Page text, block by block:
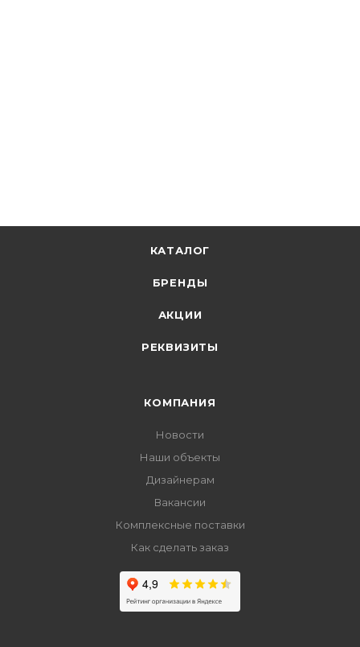
КАТАЛОГ
БРЕНДЫ
АКЦИИ
РЕКВИЗИТЫ
КОМПАНИЯ
Новости
Наши объекты
Дизайнерам
Вакансии
Комплексные поставки
Как сделать заказ